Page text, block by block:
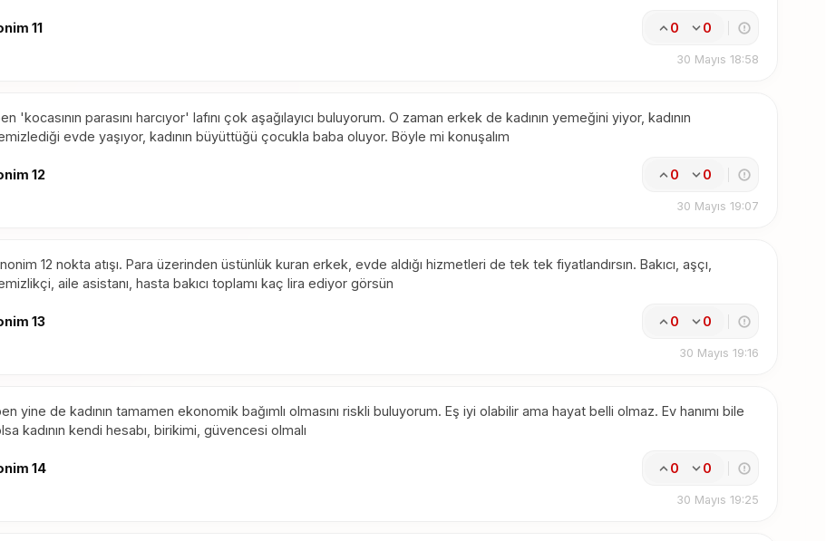
11 0 0
30 Mayıs 18:58
'kocasının parasını harcıyor' lafını çok aşağılayıcı buluyorum. O zaman erkek de kadının yemeğini yiyor, kadının
evde yaşıyor, kadının büyüttüğü çocukla baba oluyor. Böyle mi konuşalım
12 0 0
30 Mayıs 19:07
12 nokta atışı. Para üzerinden üstünlük kuran erkek, evde aldığı hizmetleri de tek tek fiyatlandırsın. Bakıcı, aşçı,
aile asistanı, hasta bakıcı toplamı kaç lira ediyor görsün
13 0 0
30 Mayıs 19:16
yine de kadının tamamen ekonomik bağımlı olmasını riskli buluyorum. Eş iyi olabilir ama hayat belli olmaz. Ev hanımı bile
kadının kendi hesabı, birikimi, güvencesi olmalı
14 0 0
30 Mayıs 19:25